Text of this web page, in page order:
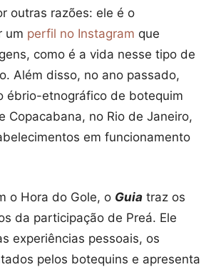
outras razões: ele é o
um perfil no Instagram que
como é a vida nesse tipo de
Além disso, no ano passado,
ébrio-etnográfico de botequim
Copacabana, no Rio de Janeiro,
em funcionamento
o Hora do Gole, o Guia traz os
da participação de Preá. Ele
experiências pessoais, os
pelos botequins e apresenta